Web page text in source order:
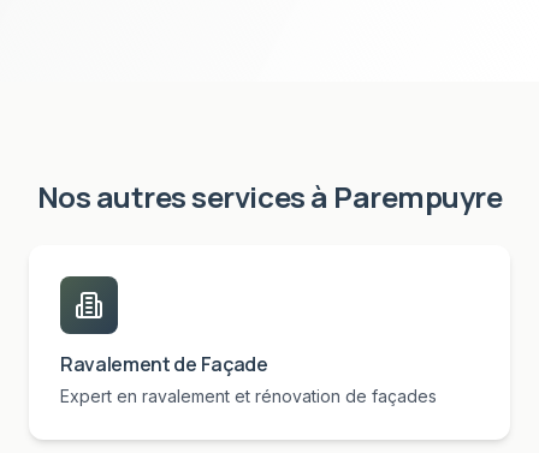
Nos autres services à Parempuyre
Ravalement de Façade
Expert en ravalement et rénovation de façades